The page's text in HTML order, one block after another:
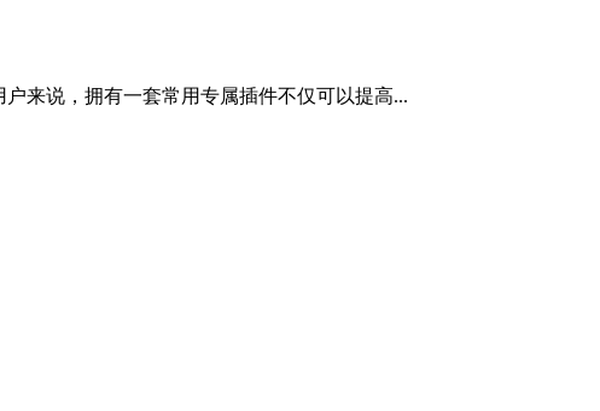
户来说，拥有一套常用专属插件不仅可以提高...